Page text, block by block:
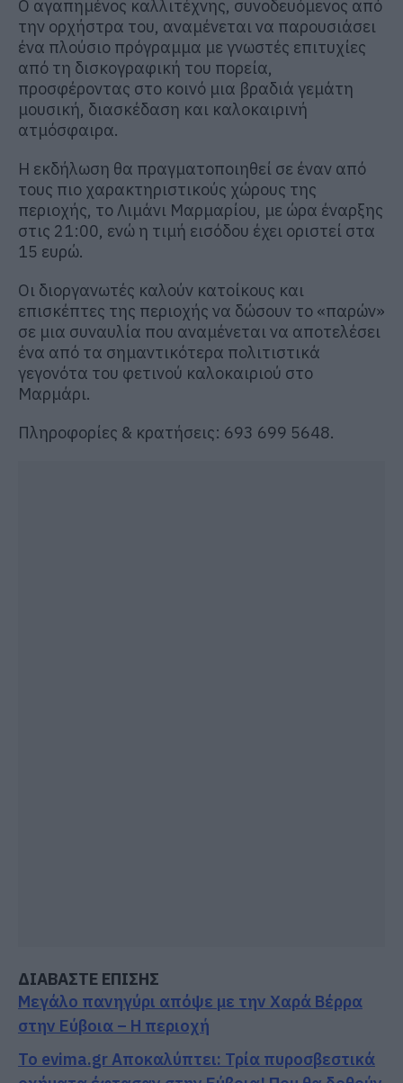
Ο αγαπημένος καλλιτέχνης, συνοδευόμενος από
την ορχήστρα του, αναμένεται να παρουσιάσει
ένα πλούσιο πρόγραμμα με γνωστές επιτυχίες
από τη δισκογραφική του πορεία,
προσφέροντας στο κοινό μια βραδιά γεμάτη
μουσική, διασκέδαση και καλοκαιρινή
ατμόσφαιρα.
Η εκδήλωση θα πραγματοποιηθεί σε έναν από
τους πιο χαρακτηριστικούς χώρους της
περιοχής, το Λιμάνι Μαρμαρίου, με ώρα έναρξης
στις 21:00, ενώ η τιμή εισόδου έχει οριστεί στα
15 ευρώ.
Οι διοργανωτές καλούν κατοίκους και
επισκέπτες της περιοχής να δώσουν το «παρών»
σε μια συναυλία που αναμένεται να αποτελέσει
ένα από τα σημαντικότερα πολιτιστικά
γεγονότα του φετινού καλοκαιριού στο
Μαρμάρι.
Πληροφορίες & κρατήσεις: 693 699 5648.
ΔΙΑΒΑΣΤΕ ΕΠΙΣΗΣ
Μεγάλο πανηγύρι απόψε με την Χαρά Βέρρα
στην Εύβοια – Η περιοχή
Το evima.gr Αποκαλύπτει: Τρία πυροσβεστικά